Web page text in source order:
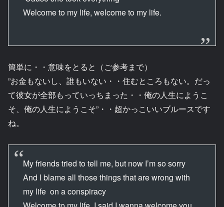
Welcome to my life, welcome to my life.
簡単に・・意味をとると（ご参考まで）
”お金もないし、誰もいない・・住むところもない。だっ
て彼女が全部もっていっちまった・・俺の人生にようこ
そ、俺の人生にようこそ”・・超かっこいいブルースです
ね。
My friends tried to tell me, but now I’m so sorry
And I blame all those things that are wrong with
my life on a conspiracy